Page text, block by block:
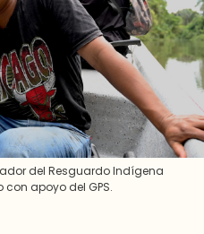
del Resguardo Indígena
apoyo del GPS.